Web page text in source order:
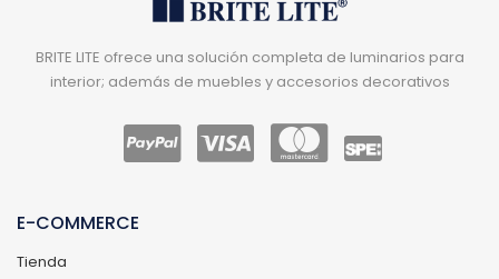
BRITE LITE ofrece una solución completa de luminarios para
interior; además de muebles y accesorios decorativos
E-COMMERCE
Tienda